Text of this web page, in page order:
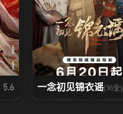
5.6 一念初见锦衣谣(36全)